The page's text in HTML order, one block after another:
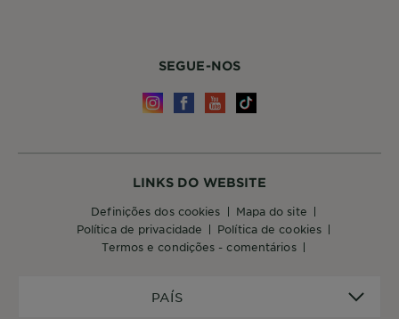
PAÍS
LINKS DO WEBSITE
definições dos cookies
mapa do site
política de privacidade
política de cookies
termos e condições - comentários
SEGUE-NOS